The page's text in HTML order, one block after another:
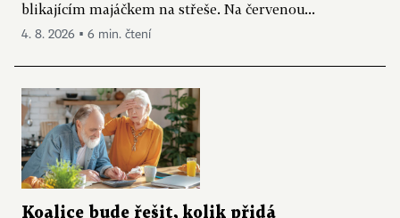
blikajícím majáčkem na střeše. Na červenou...
4. 8. 2026 ▪ 6 min. čtení
Koalice bude řešit, kolik přidá